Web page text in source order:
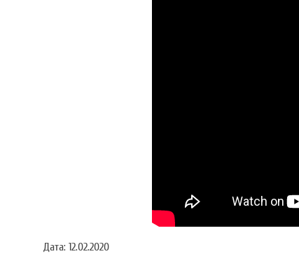
Дата: 12.02.2020